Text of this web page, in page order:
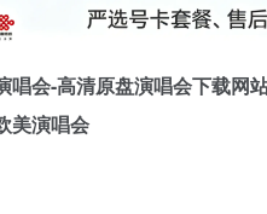
唱会-高清原盘演唱会下载
美演唱会